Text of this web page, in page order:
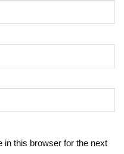
in this browser for the next